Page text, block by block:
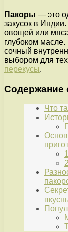
Пакоры — это
закусок в
овощей или
глубоком
сочный
выбором для
перекусы.
Содержание
Что